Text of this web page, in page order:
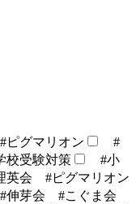
グマリオン
#
校受験対策
#小
英会 #ピグマリオン
伸芽会 #こぐま会